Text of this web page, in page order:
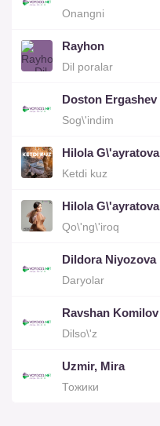
Onangni
Rayhon
Dil poralar
Doston Ergashev
Sog\'indim
Hilola G\'ayratova
Ketdi kuz
Hilola G\'ayratova
Qo\'ng\'iroq
Dildora Niyozova
Daryolar
Ravshan Komilov
Dilso\'z
Uzmir, Mira
Тожики